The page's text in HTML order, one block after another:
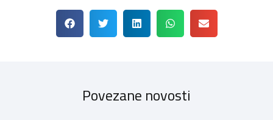
Povezane novosti